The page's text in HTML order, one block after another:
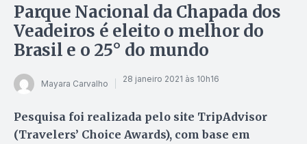
Parque Nacional da Chapada dos
Veadeiros é eleito o melhor do
Brasil e o 25° do mundo
Mayara Carvalho 28 janeiro 2021 às 10h16
Pesquisa foi realizada pelo site TripAdvisor
(Travelers’ Choice Awards), com base em